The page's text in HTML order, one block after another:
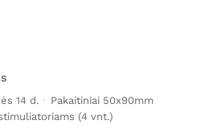
14 d. · Pakaitiniai 50x90mm
(4 vnt.)